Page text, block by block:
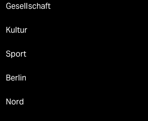
Gesellschaft
Kultur
Sport
Berlin
Nord